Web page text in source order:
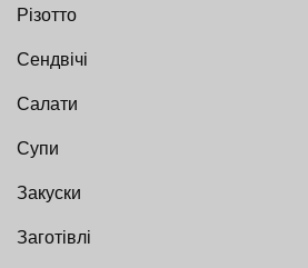
Різотто
Сендвічі
Салати
Супи
Закуски
Заготівлі